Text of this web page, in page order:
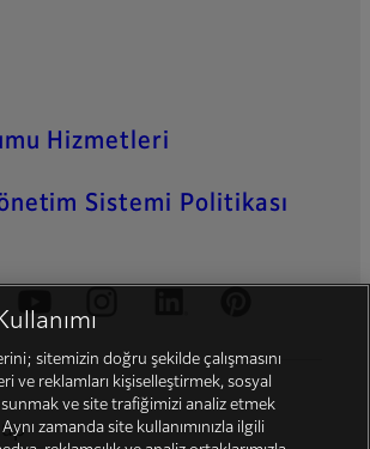
Hizmetleri
Sistemi Politikası
sitemizin doğru şekilde çalışmasını
ve reklamları kişiselleştirmek, sosyal
ve site trafiğimizi analiz etmek
zamanda site kullanımınızla ilgili